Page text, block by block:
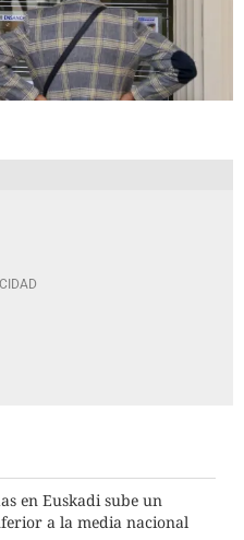
en Euskadi sube un
a la media nacional